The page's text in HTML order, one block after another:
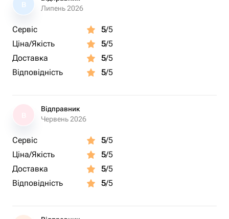
В
Липень 2026
Сервіс 5/5
Ціна/Якість
5/5
Доставка
5/5
Відповідність
5/5
Відправник
Червень 2026
Сервіс 5/5
Ціна/Якість
5/5
Доставка
5/5
Відповідність
5/5